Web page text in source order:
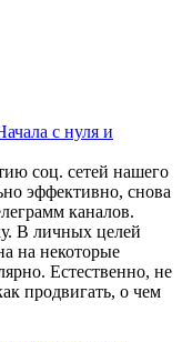
с нуля и
соц. сетей нашего
эффективно, снова
каналов.
В личных целей
на некоторые
Естественно, не
продвигать, о чем